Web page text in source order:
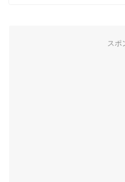
スポ